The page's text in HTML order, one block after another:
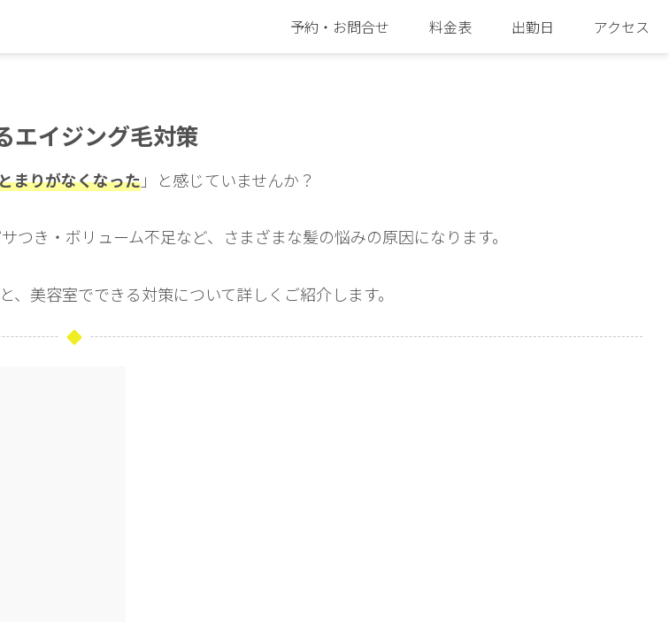
予約・お問合せ 料金表 出勤日 アクセス
エイジング毛対策
まりがなくなった」と感じていませんか？
つき・ボリューム不足など、さまざまな髪の悩みの原因になります。
美容室でできる対策について詳しくご紹介します。